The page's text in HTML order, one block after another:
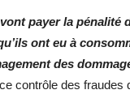
payer la pénalité
ont eu à
des
contrôle des fraudes